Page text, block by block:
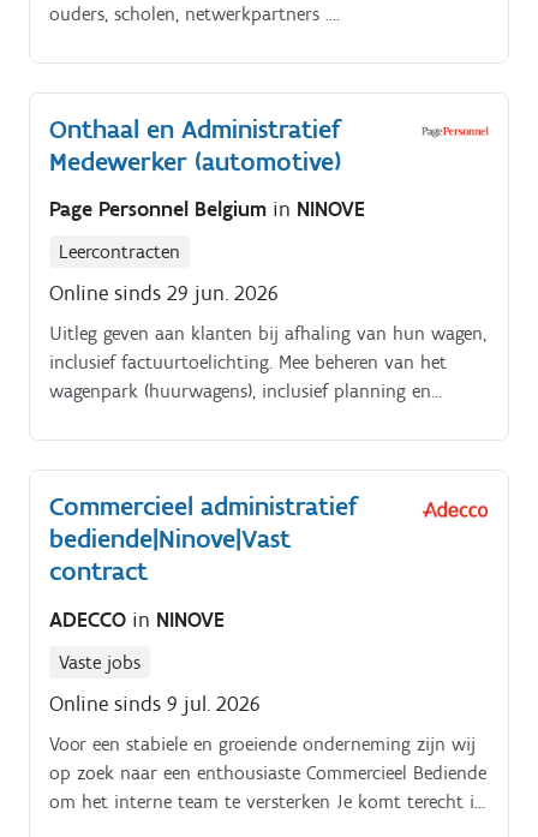
ouders, scholen, netwerkpartners ….
Onthaal en Administratief
Medewerker (automotive)
Page Personnel Belgium in NINOVE
Leercontracten
Online sinds 29 jun. 2026
Uitleg geven aan klanten bij afhaling van hun wagen,
inclusief factuurtoelichting. Mee beheren van het
wagenpark (huurwagens), inclusief planning en
Commercieel administratief
bediende|Ninove|Vast
contract
ADECCO in NINOVE
Vaste jobs
Online sinds 9 jul. 2026
Voor een stabiele en groeiende onderneming zijn wij
op zoek naar een enthousiaste Commercieel Bediende
om het interne team te versterken Je komt terecht in